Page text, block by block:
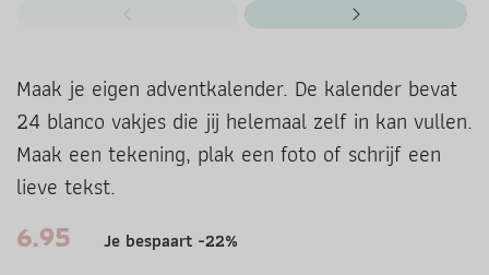
Maak je eigen adventkalender. De kalender bevat
24 blanco vakjes die jij helemaal zelf in kan vullen.
Maak een tekening, plak een foto of schrijf een
lieve tekst.
6.95
Je bespaart -22%